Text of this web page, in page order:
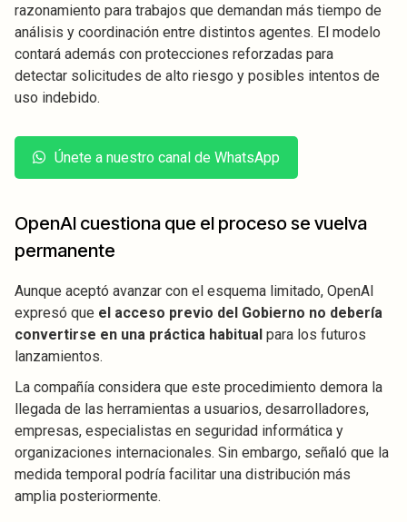
razonamiento para trabajos que demandan más tiempo de
análisis y coordinación entre distintos agentes. El modelo
contará además con protecciones reforzadas para
detectar solicitudes de alto riesgo y posibles intentos de
uso indebido.
Únete a nuestro canal de WhatsApp
OpenAI cuestiona que el proceso se vuelva
permanente
Aunque aceptó avanzar con el esquema limitado, OpenAI
expresó que el acceso previo del Gobierno no debería
convertirse en una práctica habitual para los futuros
lanzamientos.
La compañía considera que este procedimiento demora la
llegada de las herramientas a usuarios, desarrolladores,
empresas, especialistas en seguridad informática y
organizaciones internacionales. Sin embargo, señaló que la
medida temporal podría facilitar una distribución más
amplia posteriormente.